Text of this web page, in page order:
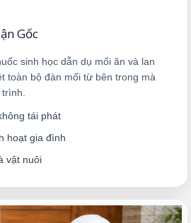
Gốc
sinh học dẫn dụ mối ăn và lan
toàn bộ đàn mối từ bên trong mà
trình.
tái phát
hoạt gia đình
vật nuôi